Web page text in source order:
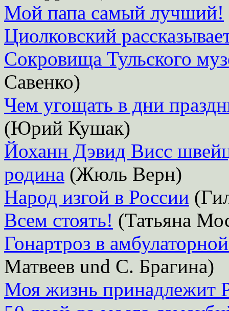
Мой папа самый лучший!
Циолковский
Сокровища Тульского
Савенко)
Чем угощать в дни
(Юрий Кушак)
Йоханн Дэвид Висс
родина (Жюль Верн)
Народ изгой в России
Всем стоять! (Татьяна
Гонартроз в
Матвеев und С. Брагина)
Моя жизнь принадлежит